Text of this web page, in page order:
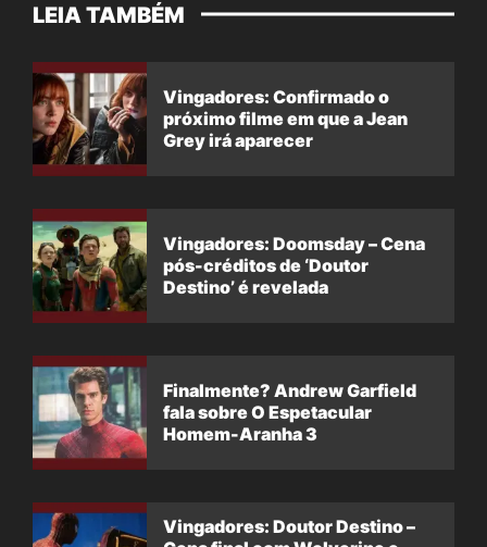
LEIA TAMBÉM
Vingadores: Confirmado o
próximo filme em que a Jean
Grey irá aparecer
Vingadores: Doomsday – Cena
pós-créditos de ‘Doutor
Destino’ é revelada
Finalmente? Andrew Garfield
fala sobre O Espetacular
Homem-Aranha 3
Vingadores: Doutor Destino –